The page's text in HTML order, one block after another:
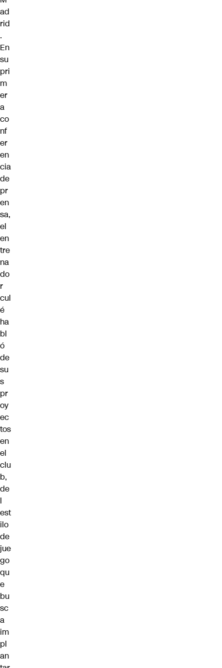
ad
rid
.
En
su
pri
m
er
a
co
nf
er
en
cia
de
pr
en
sa,
el
en
tre
na
do
r
cul
é
ha
bl
ó
de
su
s
pr
oy
ec
tos
en
el
clu
b,
de
l
est
ilo
de
jue
go
qu
e
bu
sc
a
im
pl
an